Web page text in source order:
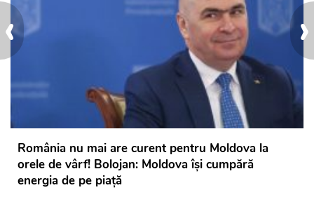
›
‹
România nu mai are curent pentru Moldova la
orele de vârf! Bolojan: Moldova își cumpără
energia de pe piață